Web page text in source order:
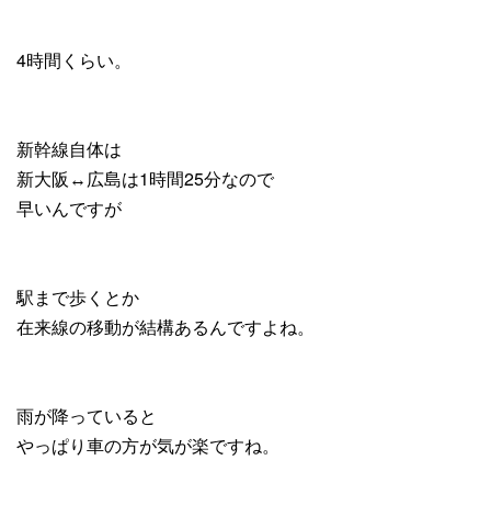
4時間くらい。
新幹線自体は
新大阪↔︎広島は1時間25分なので
早いんですが
駅まで歩くとか
在来線の移動が結構あるんですよね。
雨が降っていると
やっぱり車の方が気が楽ですね。